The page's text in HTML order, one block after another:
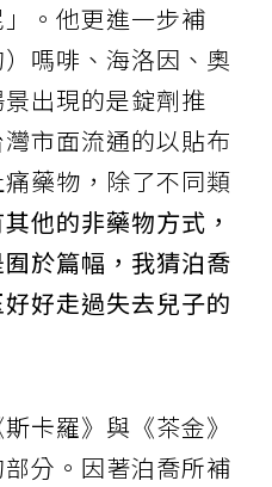
。他更進一步補
嗎啡、海洛因、奧
出現的是錠劑推
市面流通的以貼布
藥物，除了不同類
他的非藥物方式，
於篇幅，我猜泊喬
好走過失去兒子的
卡羅》與《茶金》
分。因著泊喬所補